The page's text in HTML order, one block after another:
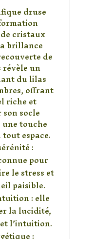
druse
cristaux
brillance
de
un
du lilas
offrant
riche et
socle
touche
espace.
:
pour
le stress et
paisible.
: elle
la lucidité,
l’intuition.